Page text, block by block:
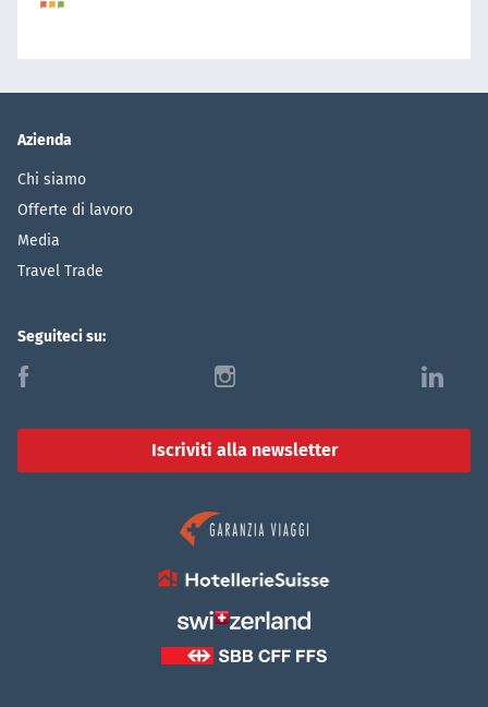
Azienda
Chi siamo
Offerte di lavoro
Media
Travel Trade
Seguiteci su:
f i l
Iscriviti alla newsletter